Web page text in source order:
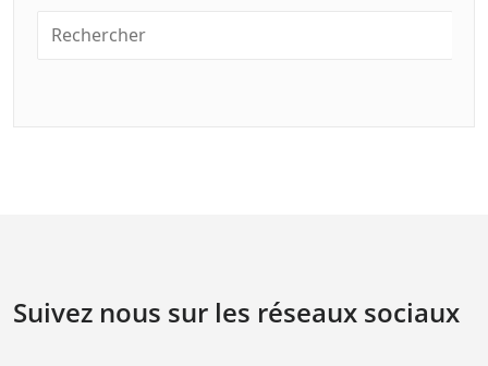
Suivez nous sur les réseaux sociaux